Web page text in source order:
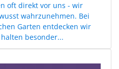
oft direkt vor uns - wir
wahrzunehmen. Bei
Garten entdecken wir
besonder...